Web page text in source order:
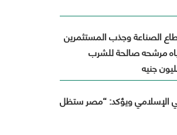
الصناعة وجذب المستثمرين
مرشحه صالحة للشرب
الإسلامي ويؤكد: “مصر ستظل